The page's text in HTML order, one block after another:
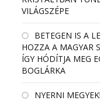
VILÁGSZÉPE
BETEGEN IS A
HOZZA A MAGYAR
ÍGY HÓDÍTJA MEG
BOGLÁRKA
NYERNI MEGYEK!